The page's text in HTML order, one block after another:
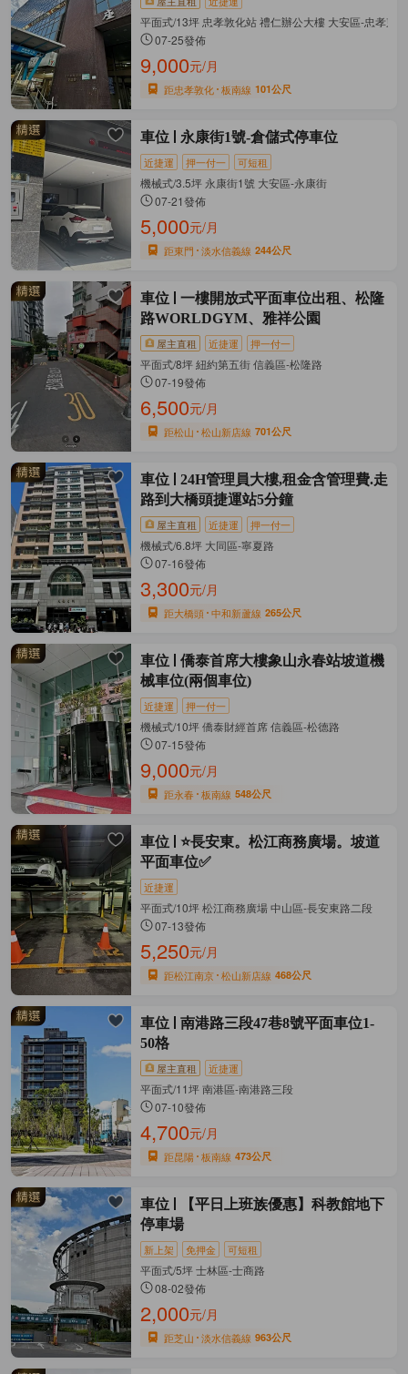
平面式/13坪 忠孝敦化站 禮仁辦公大樓 大安區-忠孝東
07-25發佈
9,000元/月
距忠孝敦化 板南線 101公尺
車位 永康街1號-倉儲式停車位
近捷運 押一付一 可短租
機械式/3.5坪 永康街1號 大安區-永康街
07-21發佈
5,000元/月
距東門 淡水信義線 244公尺
車位
一樓開放式平面車位出租、松隆
路WORLDGYM、雅祥公園
屋主直租 近捷運 押一付一
平面式/8坪 紐約第五街 信義區-松隆路
07-19發佈
6,500元/月
距松山 松山新店線 701公尺
車位
24H管理員大樓,租金含管理費.走
路到大橋頭捷運站5分鐘
屋主直租 近捷運 押一付一
機械式/6.8坪 大同區-寧夏路
07-16發佈
3,300元/月
距大橋頭 中和新蘆線 265公尺
車位
僑泰首席大樓象山永春站坡道機
械車位(兩個車位)
近捷運 押一付一
機械式/10坪 僑泰財經首席 信義區-松德路
07-15發佈
9,000元/月
距永春 板南線 548公尺
車位
⭐長安東。松江商務廣場。坡道
平面車位✅
近捷運
平面式/10坪 松江商務廣場 中山區-長安東路二段
07-13發佈
5,250元/月
距松江南京 松山新店線 468公尺
車位
南港路三段47巷8號平面車位1-
50格
屋主直租 近捷運
平面式/11坪 南港區-南港路三段
07-10發佈
4,700元/月
距昆陽 板南線 473公尺
車位
【平日上班族優惠】科教館地下
停車場
新上架 免押金 可短租
平面式/5坪 士林區-士商路
08-02發佈
2,000元/月
距芝山 淡水信義線 963公尺